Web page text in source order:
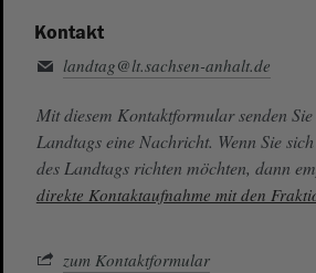
Kontakt
landtag@lt.sachsen-anhalt.de
Mit diesem Kontaktformular senden
Landtags eine Nachricht. Wenn Sie
des Landtags richten möchten, dann
direkte Kontaktaufnahme mit den
zum Kontaktformular